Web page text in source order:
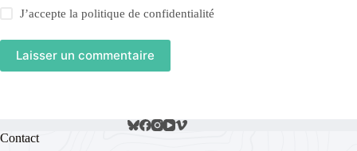
J’accepte lapolitique de confidentialité
Laisser un commentaire
Contact